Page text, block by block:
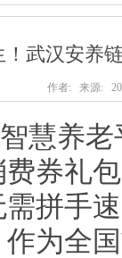
武汉安养
作者: 来源:
养老
券礼
拼手
为全